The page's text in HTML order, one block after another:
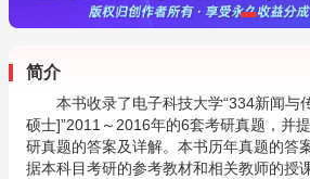
简介
本书收录了电子科技大学“334新闻与
硕士]”2011～2016年的6套考研真题，并
研真题的答案及详解。本书历年真题的答
据本科目考研的参考教材和相关教师的授